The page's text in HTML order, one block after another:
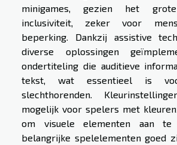
minigames, gezien het
inclusiviteit, zeker voor
beperking. Dankzij assistive
diverse oplossingen
ondertiteling die auditieve
tekst, wat essentieel is
slechthorenden.
mogelijk voor spelers met
om visuele elementen aan te
belangrijke spelelementen goed